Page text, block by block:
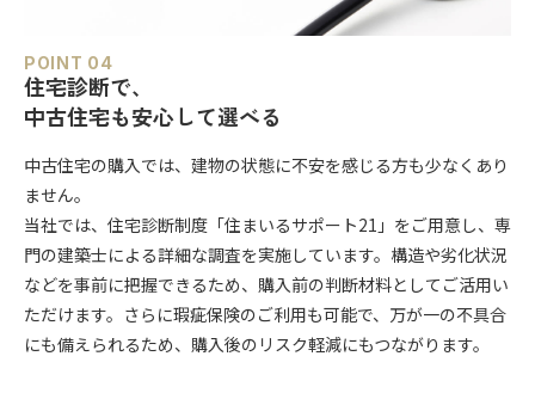
POINT 04
住宅診断で、
中古住宅も安心して選べる
中古住宅の購入では、建物の状態に不安を感じる方も少なくあり
ません。
当社では、住宅診断制度「住まいるサポート21」をご用意し、専
門の建築士による詳細な調査を実施しています。構造や劣化状況
などを事前に把握できるため、購入前の判断材料としてご活用い
ただけます。さらに瑕疵保険のご利用も可能で、万が一の不具合
にも備えられるため、購入後のリスク軽減にもつながります。